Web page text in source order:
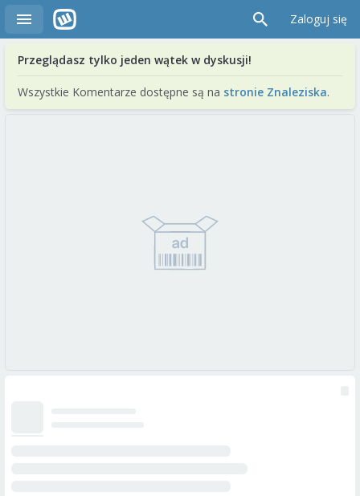
Zaloguj się
Przeglądasz tylko jeden wątek w dyskusji!
Wszystkie Komentarze dostępne są na stronie Znaleziska.